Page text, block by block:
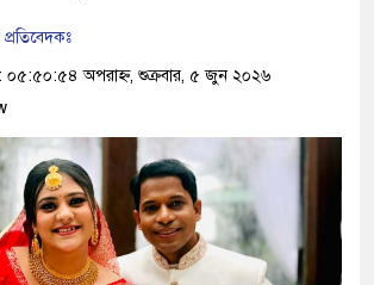
অপরাহ্ন, শুক্রবার, ৫ জুন ২০২৬